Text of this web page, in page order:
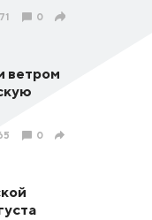
0
ветром
0